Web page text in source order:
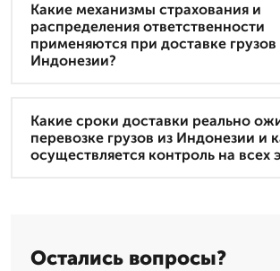
Какие механизмы страхования и
распределения ответственности
применяются при доставке грузов
Индонезии?
Какие сроки доставки реально
перевозке грузов из Индонезии и
осуществляется контроль на всех
Остались вопросы?